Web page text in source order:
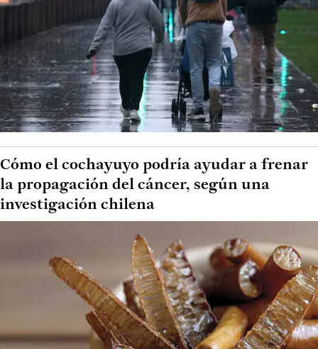
Cómo el cochayuyo podría ayudar a frenar
la propagación del cáncer, según una
investigación chilena